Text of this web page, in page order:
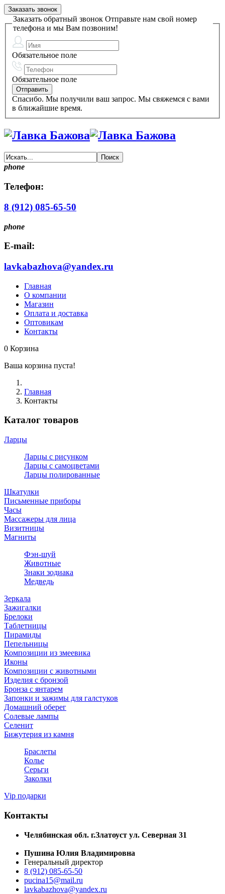
Заказать звонок
Заказать обратный звонок Отправьте нам свой номер
телефона и мы Вам позвоним!
Обязательное поле
Обязательное поле
Спасибо. Мы получили ваш запрос. Мы свяжемся с вами
в ближайшие время.
phone
Телефон:
8 (912) 085-65-50
phone
E-mail:
lavkabazhova@yandex.ru
Главная
О компании
Магазин
Оплата и доставка
Оптовикам
Контакты
0 Корзина
Ваша корзина пуста!
Главная
Контакты
Каталог товаров
Ларцы
Ларцы с рисунком
Ларцы с самоцветами
Ларцы полированные
Шкатулки
Письменные приборы
Часы
Массажеры для лица
Визитницы
Магниты
Фэн-шуй
Животные
Знаки зодиака
Медведь
Зеркала
Зажигалки
Брелоки
Таблетницы
Пирамиды
Пепельницы
Композиции из змеевика
Иконы
Композиции с животными
Изделия с бронзой
Бронза с янтарем
Запонки и зажимы для галстуков
Домашний оберег
Солевые лампы
Селенит
Бижутерия из камня
Браслеты
Колье
Серьги
Заколки
Vip подарки
Контакты
Челябинская обл. г.Златоуст ул. Северная 31
Пушина Юлия Владимировна
Генеральный директор
8 (912) 085-65-50
pucina15@mail.ru
lavkabazhova@yandex.ru